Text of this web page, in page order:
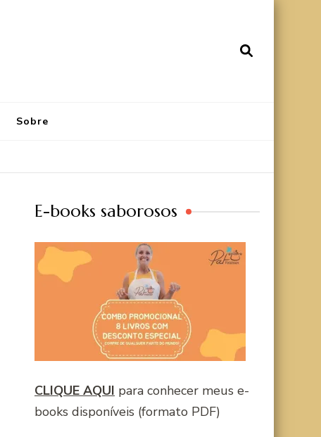
Sobre
E-books saborosos
CLIQUE AQUI para conhecer meus e-
books disponíveis (formato PDF)